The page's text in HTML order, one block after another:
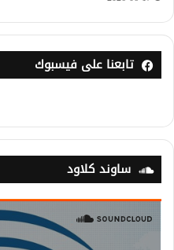
تابعنا على فيسبوك
ساوند كلاود